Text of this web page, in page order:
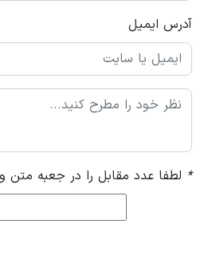
آدرس ایمیل
* لطفا عدد مقابل را در جعبه متن